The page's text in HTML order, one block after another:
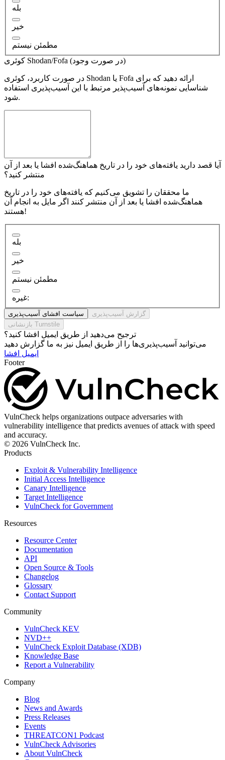
بله
خیر
مطمئن نیستم
کوئری Shodan/Fofa (در صورت وجود)
در صورت کاربرد، کوئری Shodan یا Fofa ارائه دهید که برای
شناسایی نمونه‌های آسیب‌پذیر مرتبط با این آسیب‌پذیری استفاده
شود.
آیا قصد دارید یافته‌های خود را در تاریخ هماهنگ‌شده افشا یا بعد از آن
منتشر کنید؟
ما محققان را تشویق می‌کنیم که یافته‌های خود را در تاریخ
هماهنگ‌شده افشا یا بعد از آن منتشر کنند اگر مایل به انجام آن
هستند!
بله
خیر
مطمئن نیستم
غیره:
سیاست افشای آسیب‌پذیری
گزارش آسیب‌پذیری
بازنشانی Turnstile
ترجیح می‌دهید از طریق ایمیل افشا کنید؟
می‌توانید آسیب‌پذیری‌ها را از طریق ایمیل نیز به ما گزارش دهید
ایمیل افشا
Footer
VulnCheck helps organizations outpace adversaries with
vulnerability intelligence that predicts avenues of attack with speed
and accuracy.
© 2026 VulnCheck Inc.
Products
Exploit & Vulnerability Intelligence
Initial Access Intelligence
Canary Intelligence
Target Intelligence
VulnCheck for Government
Resources
Resource Center
Documentation
API
Open Source & Tools
Changelog
Glossary
Contact Support
Community
VulnCheck KEV
NVD++
VulnCheck Exploit Database (XDB)
Knowledge Base
Report a Vulnerability
Company
Blog
News and Awards
Press Releases
Events
THREATCON1 Podcast
VulnCheck Advisories
About VulnCheck